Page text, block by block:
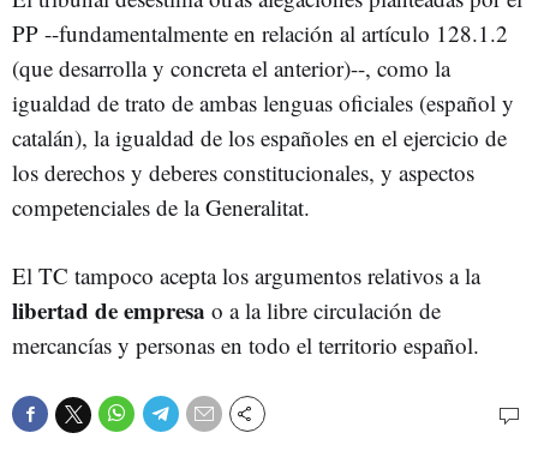
PP --fundamentalmente en relación al artículo 128.1.2
(que desarrolla y concreta el anterior)--, como la
igualdad de trato de ambas lenguas oficiales (español y
catalán), la igualdad de los españoles en el ejercicio de
los derechos y deberes constitucionales, y aspectos
competenciales de la Generalitat.
El TC tampoco acepta los argumentos relativos a la
libertad de empresa o a la libre circulación de
mercancías y personas en todo el territorio español.